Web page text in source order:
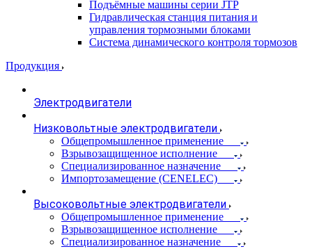
Подъёмные машины серии JTP
Гидравлическая станция питания и
управления тормозными блоками
Система динамического контроля тормозов
Продукция
Электродвигатели
Низковольтные электродвигатели
Общепромышленное применение
Взрывозащищенное исполнение
Специализированное назначение
Импортозамещение (CENELEC)
Высоковольтные электродвигатели
Общепромышленное применение
Взрывозащищенное исполнение
Специализированное назначение